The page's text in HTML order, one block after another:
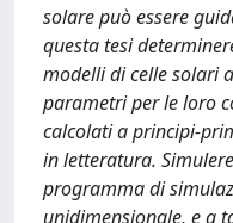
solare può essere
questa tesi
modelli di celle solari
parametri per le loro
calcolati a principi-
in letteratura.
programma di
unidimensionale, e a